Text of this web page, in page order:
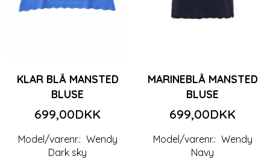
KLAR BLÅ MANSTED
BLUSE
699,00DKK
Model/varenr.: Wendy
Dark sky
MARINEBLÅ MANSTED
BLUSE
699,00DKK
Model/varenr.: Wendy
Navy